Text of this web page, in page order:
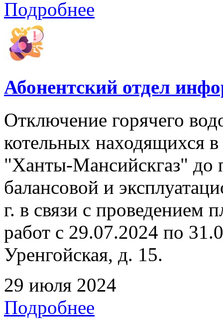
Подробнее
Абонентский отдел
Отключение горячего
котельных находящихся
"Ханты-Мансийскгаз" до
балансовой и
г. в связи с проведением
работ с 29.07.2024 по
Уренгойская, д. 15.
29 июля 2024
Подробнее